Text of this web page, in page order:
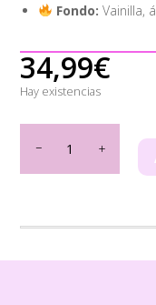
Fondo: Vainilla,
34,99€
Hay existencias
Lattafa
100ml